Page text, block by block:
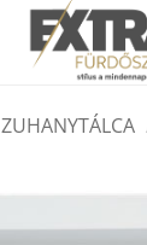
ZUHANYTÁLCA